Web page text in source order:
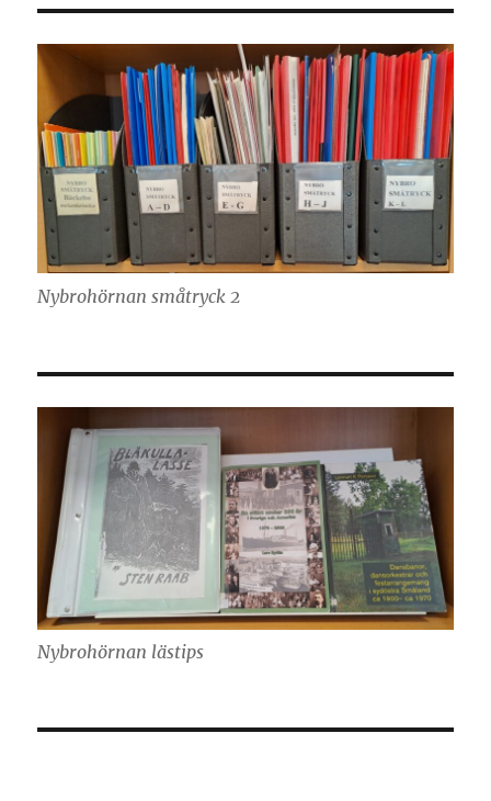
Nybrohörnan småtryck 2
Nybrohörnan lästips